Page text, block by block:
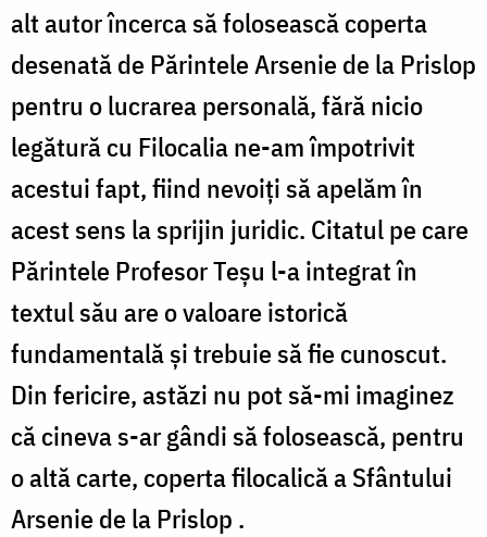
alt autor încerca să folosească coperta
desenată de Părintele Arsenie de la Prislop
pentru o lucrarea personală, fără nicio
legătură cu Filocalia ne-am împotrivit
acestui fapt, fiind nevoiți să apelăm în
acest sens la sprijin juridic. Citatul pe care
Părintele Profesor Teșu l-a integrat în
textul său are o valoare istorică
fundamentală și trebuie să fie cunoscut.
Din fericire, astăzi nu pot să-mi imaginez
că cineva s-ar gândi să folosească, pentru
o altă carte, coperta filocalică aSfântului
Arsenie de la Prislop .